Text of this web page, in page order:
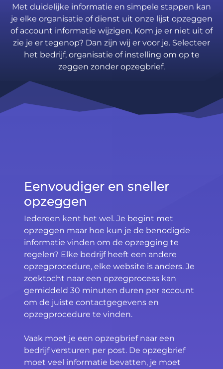
Met duidelijke informatie en simpele stappen kan
je elke organisatie of dienst uit onze lijst opzeggen
of account informatie wijzigen. Kom je er niet uit of
zie je er tegenop? Dan zijn wij er voor je. Selecteer
het bedrijf, organisatie of instelling om op te
zeggen zonder opzegbrief.
Eenvoudiger en sneller
opzeggen
Iedereen kent het wel. Je begint met
opzeggen maar hoe kun je de benodigde
informatie vinden om de opzegging te
regelen? Elke bedrijf heeft een andere
opzegprocedure, elke website is anders. Je
zoektocht naar een opzegprocess kan
gemiddeld 30 minuten duren per account
om de juiste contactgegevens en
opzegprocedure te vinden.
Vaak moet je een opzegbrief naar een
bedrijf versturen per post. De opzegbrief
moet veel informatie bevatten, je moet